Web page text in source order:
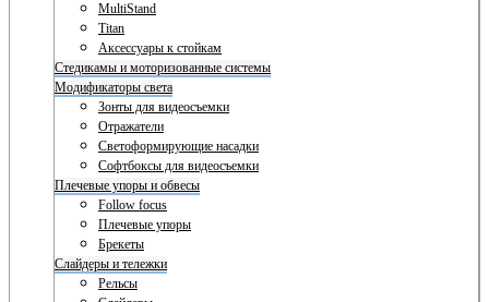
MultiStand
Titan
Аксессуары к стойкам
Стедикамы и моторизованные системы
Модификаторы света
Зонты для видеосъемки
Отражатели
Светоформирующие насадки
Софтбоксы для видеосъемки
Плечевые упоры и обвесы
Follow focus
Плечевые упоры
Брекеты
Слайдеры и тележки
Рельсы